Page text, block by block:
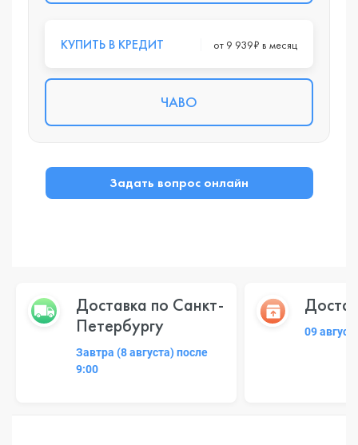
КУПИТЬ В КРЕДИТ от 9 939₽ в месяц
ЧАВО
Задать вопрос онлайн
Доставка по Санкт-
Петербургу
Завтра (8 августа) после
9:00
09